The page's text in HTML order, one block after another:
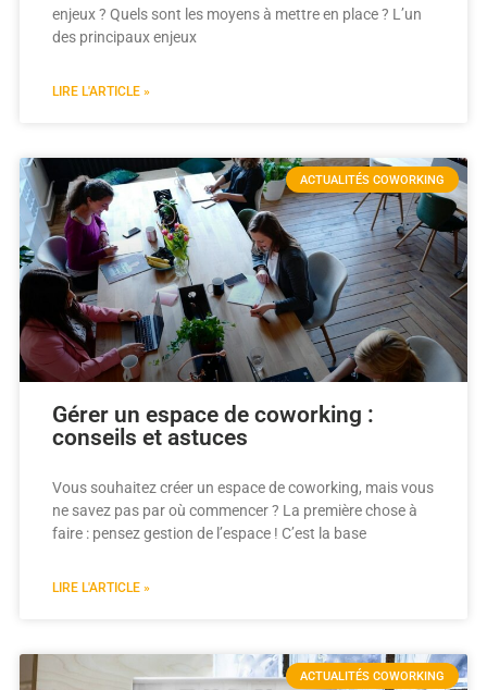
enjeux ? Quels sont les moyens à mettre en place ? L’un
des principaux enjeux
LIRE L'ARTICLE »
ACTUALITÉS COWORKING
Gérer un espace de coworking :
conseils et astuces
Vous souhaitez créer un espace de coworking, mais vous
ne savez pas par où commencer ? La première chose à
faire : pensez gestion de l’espace ! C’est la base
LIRE L'ARTICLE »
ACTUALITÉS COWORKING